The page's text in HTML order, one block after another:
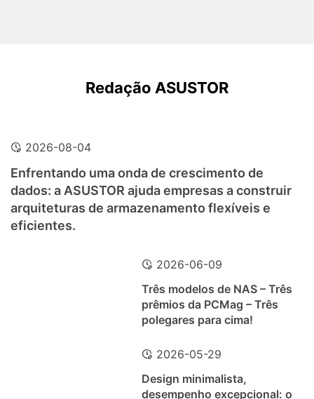
Redação ASUSTOR
2026-08-04
Enfrentando uma onda de crescimento de
dados: a ASUSTOR ajuda empresas a construir
arquiteturas de armazenamento flexíveis e
eficientes.
2026-06-09
Três modelos de NAS – Três
prêmios da PCMag – Três
polegares para cima!
2026-05-29
Design minimalista,
desempenho excepcional: o